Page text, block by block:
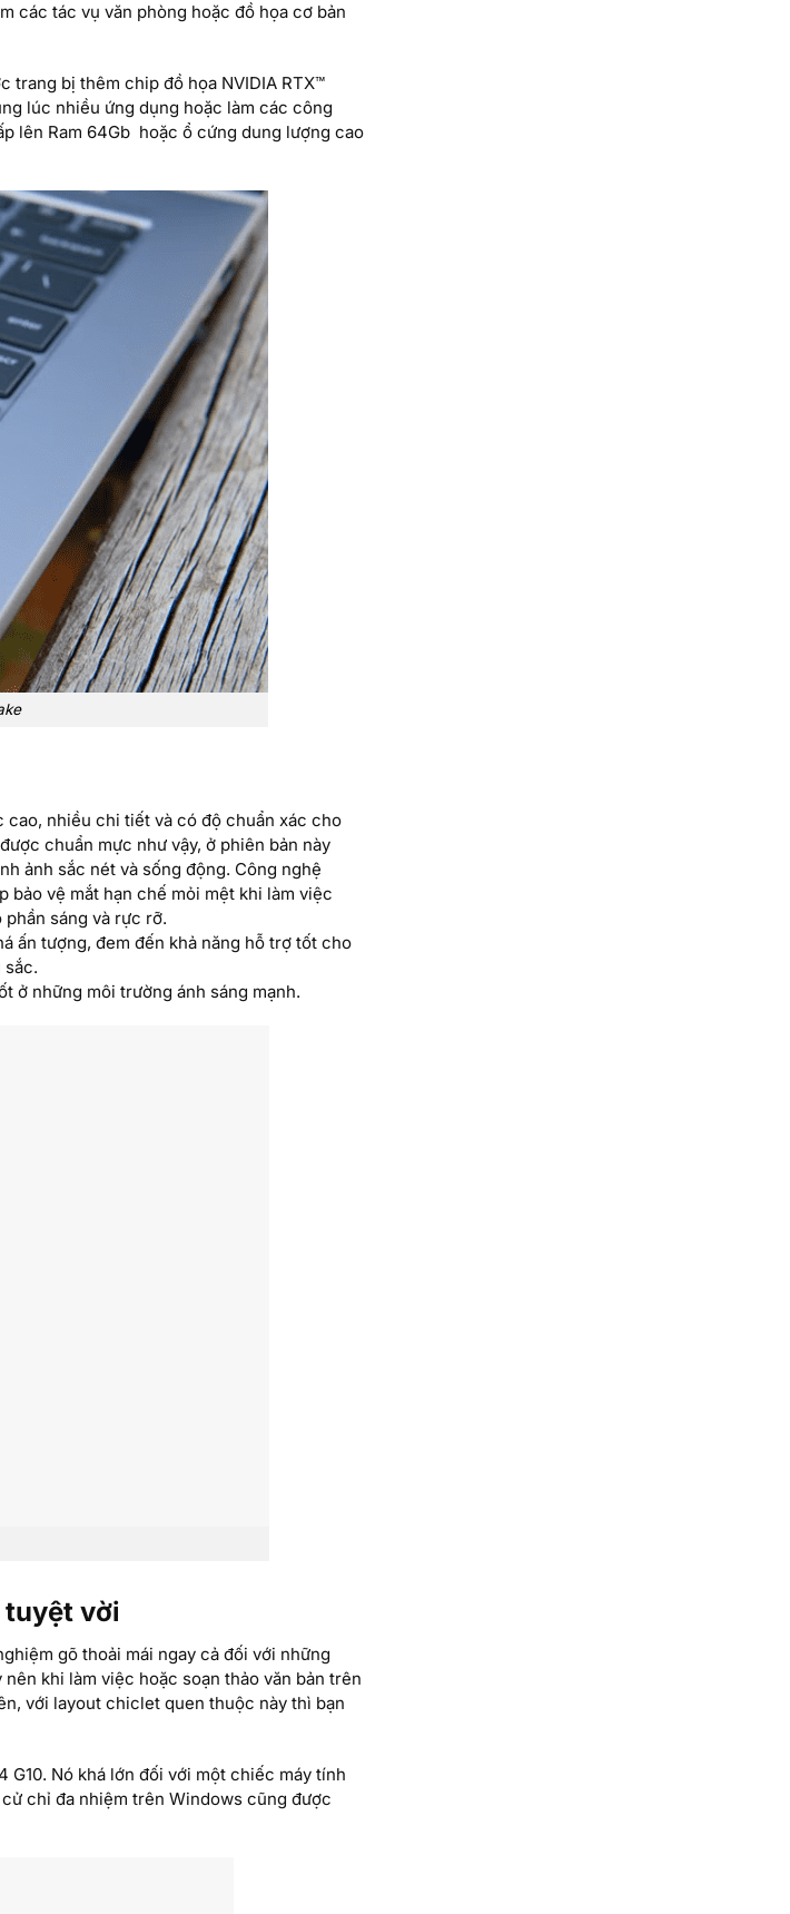
các tác vụ văn phòng hoặc đồ họa cơ bản
trang bị thêm chip đồ họa NVIDIA RTX™
lúc nhiều ứng dụng hoặc làm các công
lên Ram 64Gb hoặc ổ cứng dung lượng cao
nhiều chi tiết và có độ chuẩn xác cho
chuẩn mực như vậy, ở phiên bản này
ảnh sắc nét và sống động. Công nghệ
vệ mắt hạn chế mỏi mệt khi làm việc
sáng và rực rỡ.
ấn tượng, đem đến khả năng hỗ trợ tốt cho
sắc.
ở những môi trường ánh sáng mạnh.
tuyệt vời
gõ thoải mái ngay cả đối với những
khi làm việc hoặc soạn thảo văn bản trên
với layout chiclet quen thuộc này thì bạn
Nó khá lớn đối với một chiếc máy tính
chỉ đa nhiệm trên Windows cũng được